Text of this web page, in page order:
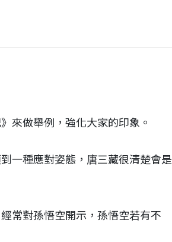
來做舉例，強化大家的印象。
一種應對姿態，唐三藏很清楚會是
常對孫悟空開示，孫悟空若有不